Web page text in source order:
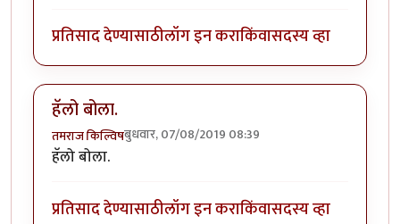
प्रतिसाद देण्यासाठीलॉग इन कराकिंवासदस्य व्हा
हॅलो बोला.
तमराज किल्विषबुधवार, 07/08/2019 08:39
हॅलो बोला.
प्रतिसाद देण्यासाठीलॉग इन कराकिंवासदस्य व्हा